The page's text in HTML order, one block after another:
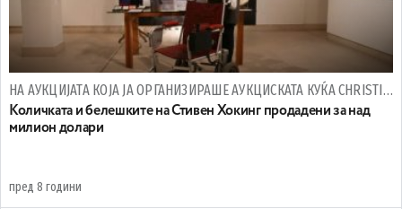
НА АУКЦИЈАТА КОЈА ЈА ОРГАНИЗИРАШЕ АУКЦИСКАТА КУЌА CHRISTIE'S
Количката и белешките на Стивен Хокинг продадени за над
милион долари
пред 8 години